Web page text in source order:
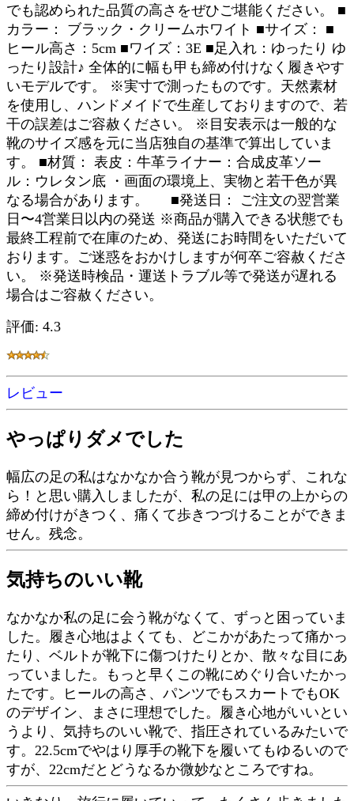
でも認められた品質の高さをぜひご堪能ください。 ■
カラー： ブラック・クリームホワイト ■サイズ： ■
ヒール高さ：5cm ■ワイズ：3E ■足入れ：ゆったり ゆ
ったり設計♪ 全体的に幅も甲も締め付けなく履きやす
いモデルです。 ※実寸で測ったものです。天然素材
を使用し、ハンドメイドで生産しておりますので、若
干の誤差はご容赦ください。 ※目安表示は一般的な
靴のサイズ感を元に当店独自の基準で算出していま
す。 ■材質： 表皮：牛革ライナー：合成皮革ソー
ル：ウレタン底 ・画面の環境上、実物と若干色が異
なる場合があります。 ■発送日： ご注文の翌営業
日〜4営業日以内の発送 ※商品が購入できる状態でも
最終工程前で在庫のため、発送にお時間をいただいて
おります。ご迷惑をおかけしますが何卒ご容赦くださ
い。 ※発送時検品・運送トラブル等で発送が遅れる
場合はご容赦ください。
評価: 4.3
レビュー
やっぱりダメでした
幅広の足の私はなかなか合う靴が見つからず、これな
ら！と思い購入しましたが、私の足には甲の上からの
締め付けがきつく、痛くて歩きつづけることができま
せん。残念。
気持ちのいい靴
なかなか私の足に会う靴がなくて、ずっと困っていま
した。履き心地はよくても、どこかがあたって痛かっ
たり、ベルトが靴下に傷つけたりとか、散々な目にあ
っていました。もっと早くこの靴にめぐり合いたかっ
たです。ヒールの高さ、パンツでもスカートでもOK
のデザイン、まさに理想でした。履き心地がいいとい
うより、気持ちのいい靴で、指圧されているみたいで
す。22.5cmでやはり厚手の靴下を履いてもゆるいので
すが、22cmだとどうなるか微妙なところですね。